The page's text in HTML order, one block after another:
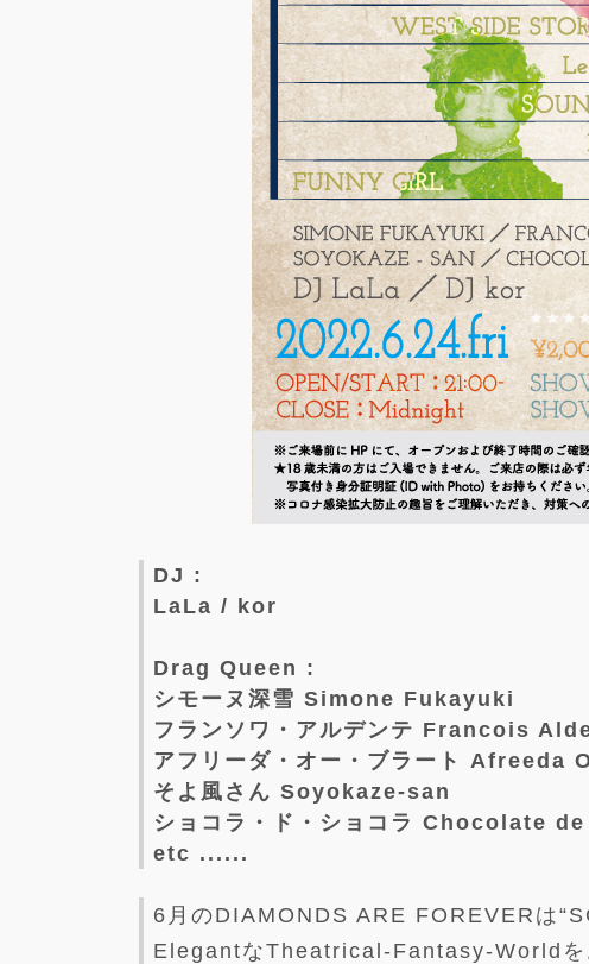
DJ :
LaLa / kor
Drag Queen :
シモーヌ深雪 Simone Fukayuki
フランソワ・アルデンテ Francois
アフリーダ・オー・ブラート Afreeda
そよ風さん Soyokaze-san
ショコラ・ド・ショコラ Chocolate
etc ......
6月のDIAMONDS ARE FOREVERは
ElegantなTheatrical-Fantasy-Worldを